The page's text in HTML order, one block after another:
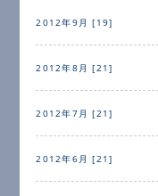
2012年9月 [19]
2012年8月 [21]
2012年7月 [21]
2012年6月 [21]